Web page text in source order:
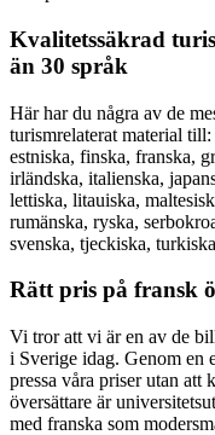
Kvalitetssäkrad
än 30 språk
Här har du några av de
turismrelaterat material
estniska, finska, franska,
irländska, italienska,
lettiska, litauiska,
rumänska, ryska,
svenska, tjeckiska,
Rätt pris på fransk
Vi tror att vi är en av de
i Sverige idag. Genom en
pressa våra priser utan att
översättare är
med franska som